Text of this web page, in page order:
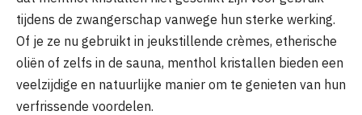
tijdens de zwangerschap vanwege hun sterke werking.
Of je ze nu gebruikt in jeukstillende crèmes, etherische
oliën of zelfs in de sauna, menthol kristallen bieden een
veelzijdige en natuurlijke manier om te genieten van hun
verfrissende voordelen.